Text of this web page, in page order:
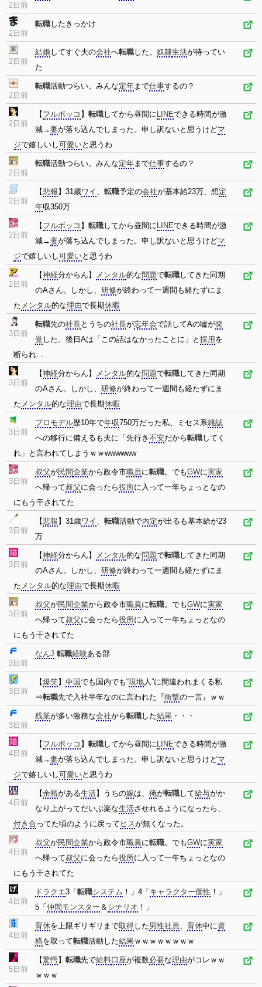
2日前
2日前
転職したきっかけ
2日前
結婚してすぐ夫の会社へ転職した。 奴隷生活が待ってい
た
2日前
転職活動つらい。みんな定年まで仕事するの？
2日前
【 フルボッコ 】 転職してから昼間に LINEできる時間が激
減→妻が落ち込んでしまった。申し訳ないと思うけどマ
ジで嬉しいし可愛いと思うわ
2日前
転職活動つらい。みんな定年まで仕事するの？
2日前
【悲報 】31歳ワイ 、 転職予定の会社が基本給23万、想定
年収350万
2日前
【 フルボッコ 】 転職してから昼間に LINEできる時間が激
減→妻が落ち込んでしまった。申し訳ないと思うけどマ
ジで嬉しいし可愛いと思うわ
2日前
【神経分からん】 メンタル的な問題で転職してきた同期
のAさん。しかし、 研修が終わって一週間も経たずにま
た メンタル的な理由で長期休暇
3日前
転職先の社長とうちの社長が忘年会で話してAの嘘が発
覚 した。後日Aは「この話はなかったことに」と 採用 を
断られ…
3日前
【神経分からん】 メンタル的な問題で転職してきた同期
のAさん。しかし、 研修が終わって一週間も経たずにま
た メンタル的な理由で長期休暇
3日前
プロ モデル歴10年で年収750万だった私、ミセス系雑誌
への移行に備えるも夫に「先行き 不安だから転職してく
れ」と言われてしまうｗｗwwwwww
3日前
叔父が民間企業から政令市職員 に転職。でもGWに実家
へ帰って叔父に会ったら役所に入って一年ちょっとなの
にもう干されてた
3日前
【悲報 】31歳ワイ 、 転職活動で内定が出るも基本給が23
万
3日前
【神経分からん】 メンタル的な問題で転職してきた同期
のAさん。しかし、 研修が終わって一週間も経たずにま
た メンタル的な理由で長期休暇
3日前
叔父が民間企業から政令市職員 に転職。でもGWに実家
へ帰って叔父に会ったら役所に入って一年ちょっとなの
にもう干されてた
3日前
なんJ 転職経験ある部
3日前
【爆笑】 中国でも国内でも“現地人”に間違われまくる私
⇒転職先で入社半年なのに言われた『衝撃の一言』ｗｗ
3日前
残業が多い激務な会社から転職した結果 ・・・
4日前
【 フルボッコ 】 転職してから昼間に LINEできる時間が激
減→妻が落ち込んでしまった。申し訳ないと思うけどマ
ジで嬉しいし可愛いと思うわ
4日前
【余裕がある生活】うちの嫁は、 俺が転職して給与がか
なり上がってだいぶ楽な生活させれるようになったら、
付き合ってた頃のように戻って ヒスが無くなった。
4日前
叔父が民間企業から政令市職員 に転職。でもGWに実家
へ帰って叔父に会ったら役所に入って一年ちょっとなの
にもう干されてた
4日前
ドラクエ3「 転職システム ！」4「 キャラクター個性 ！」
5「 仲間 モンスター ＆ シナリオ ！」
4日前
育休を上限ギリギリまで取得した男性社員 、 育休中に資
格を取って転職活動した結果ｗｗｗｗｗｗｗｗ
5日前
【驚愕】 転職先で給料口座が複数必要な理由がコレｗｗ
ｗｗｗ